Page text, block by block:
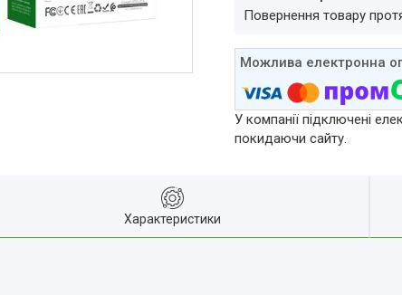
повернення товару
У компанії підключені
покидаючи сайту.
Характеристики